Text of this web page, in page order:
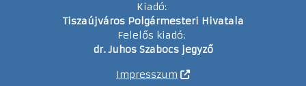
Kiadó:
Tiszaújváros Polgármesteri Hivatala
Felelős kiadó:
dr. Juhos Szabocs jegyző
Impresszum